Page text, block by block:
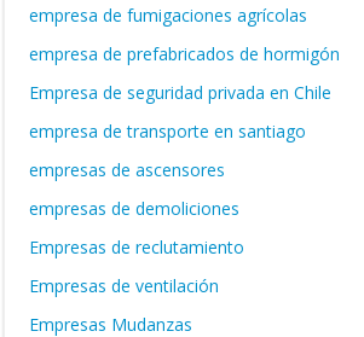
empresa de fumigaciones agrícolas
empresa de prefabricados de hormigón
Empresa de seguridad privada en Chile
empresa de transporte en santiago
empresas de ascensores
empresas de demoliciones
Empresas de reclutamiento
Empresas de ventilación
Empresas Mudanzas